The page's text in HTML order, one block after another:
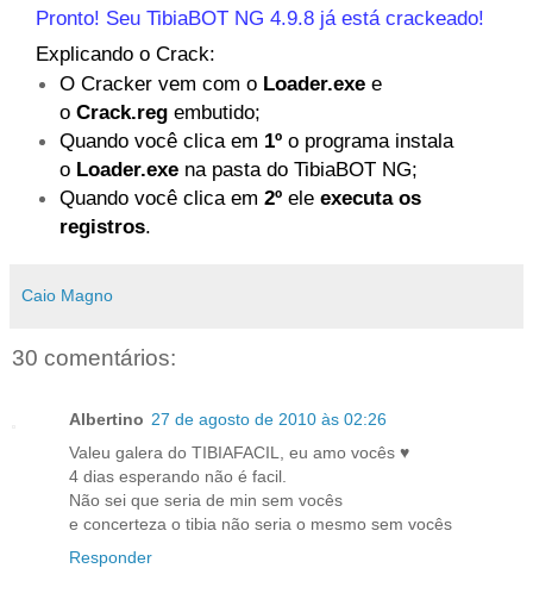
Pronto! Seu TibiaBOT NG 4.9.8 já está crackeado!
Explicando o Crack:
O Cracker vem com o Loader.exe e
o Crack.reg embutido;
Quando você clica em 1º o programa instala
o Loader.exe na pasta do TibiaBOT NG;
Quando você clica em 2º ele executa os
registros.
Caio Magno
30 comentários:
Albertino 27 de agosto de 2010 às 02:26
Valeu galera do TIBIAFACIL, eu amo vocês ♥
4 dias esperando não é facil.
Não sei que seria de min sem vocês
e concerteza o tibia não seria o mesmo sem vocês
Responder